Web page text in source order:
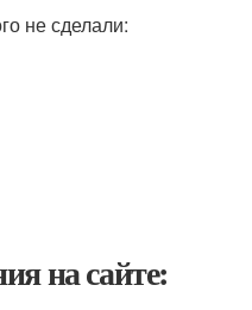
не сделали:
на сайте: